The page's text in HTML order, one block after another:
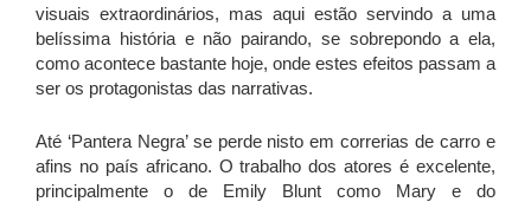
visuais extraordinários, mas aqui estão servindo a uma
belíssima história e não pairando, se sobrepondo a ela,
como acontece bastante hoje, onde estes efeitos passam a
ser os protagonistas das narrativas.
Até ‘Pantera Negra’ se perde nisto em correrias de carro e
afins no país africano. O trabalho dos atores é excelente,
principalmente o de Emily Blunt como Mary e do